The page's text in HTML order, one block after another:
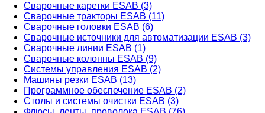
Сварочные каретки ESAB (3)
Сварочные тракторы ESAB (11)
Сварочные головки ESAB (6)
Сварочные источники для автоматизации ESAB (3)
Сварочные линии ESAB (1)
Сварочные колонны ESAB (9)
Системы управления ESAB (2)
Машины резки ESAB (13)
Программное обеспечение ESAB (2)
Столы и системы очистки ESAB (3)